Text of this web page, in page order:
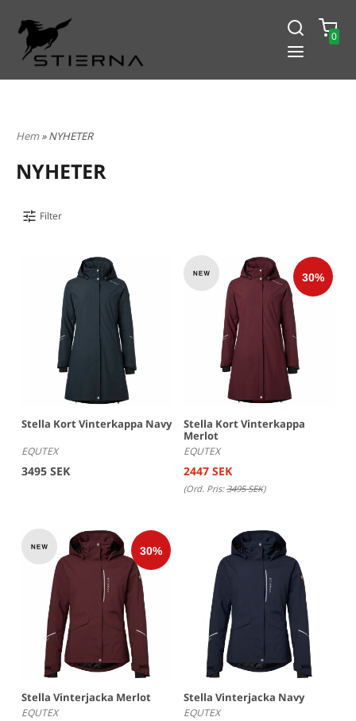
0
Hem» NYHETER
NYHETER
Filter
Stella Kort Vinterkappa Navy
EQUTEX
3495 SEK
Stella Kort Vinterkappa
Merlot
EQUTEX
2447 SEK
(Ord. Pris:3495 SEK)
Stella Vinterjacka Merlot
EQUTEX
Stella Vinterjacka Navy
EQUTEX